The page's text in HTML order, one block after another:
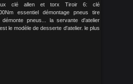
clé allen et torx Tiroir 6: clé
essentiel démontage pneus tire
pneus... la servante d'atelier
le modèle de desserte d'atelier. le plus